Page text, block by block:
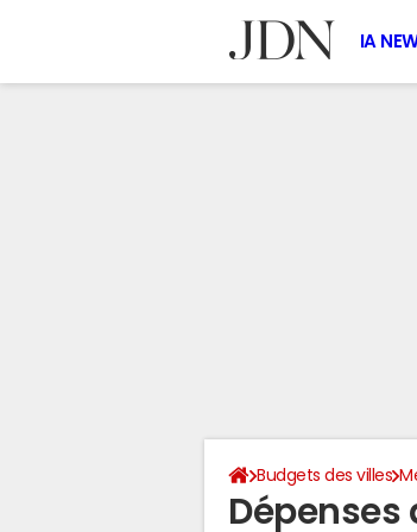
IA
Budgets des villes